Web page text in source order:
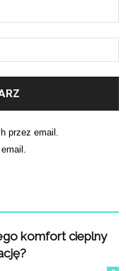
przez email.
komfort cieplny